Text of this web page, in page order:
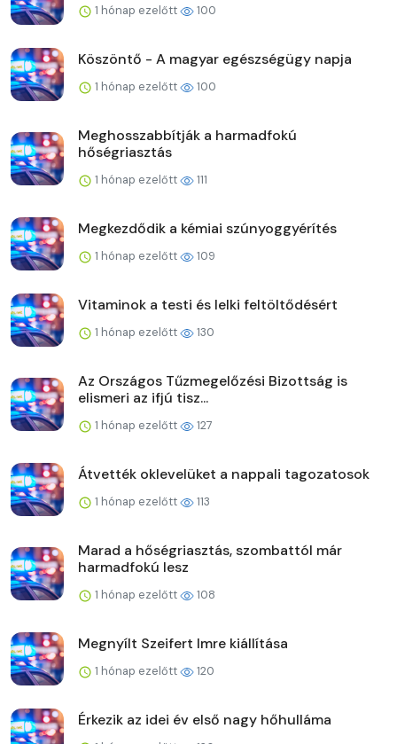
1 hónap ezelőtt 100
Köszöntő - A magyar egészségügy napja
1 hónap ezelőtt 100
Meghosszabbítják a harmadfokú
hőségriasztás
1 hónap ezelőtt 111
Megkezdődik a kémiai szúnyoggyérítés
1 hónap ezelőtt 109
Vitaminok a testi és lelki feltöltődésért
1 hónap ezelőtt 130
Az Országos Tűzmegelőzési Bizottság is
elismeri az ifjú tisz...
1 hónap ezelőtt 127
Átvették oklevelüket a nappali tagozatosok
1 hónap ezelőtt 113
Marad a hőségriasztás, szombattól már
harmadfokú lesz
1 hónap ezelőtt 108
Megnyílt Szeifert Imre kiállítása
1 hónap ezelőtt 120
Érkezik az idei év első nagy hőhulláma